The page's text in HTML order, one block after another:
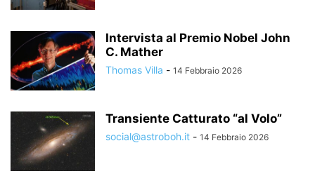
Intervista al Premio Nobel John
C. Mather
Thomas Villa - 14 Febbraio 2026
Transiente Catturato “al Volo”
social@astroboh.it - 14 Febbraio 2026